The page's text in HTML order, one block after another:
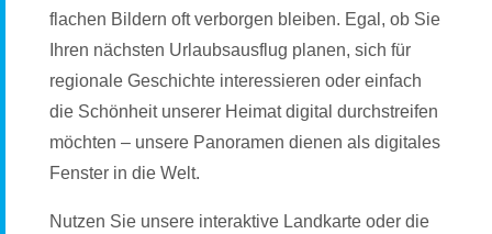
flachen Bildern oft verborgen bleiben. Egal, ob Sie
Ihren nächsten Urlaubsausflug planen, sich für
regionale Geschichte interessieren oder einfach
die Schönheit unserer Heimat digital durchstreifen
möchten – unsere Panoramen dienen als digitales
Fenster in die Welt.
Nutzen Sie unsere interaktive Landkarte oder die